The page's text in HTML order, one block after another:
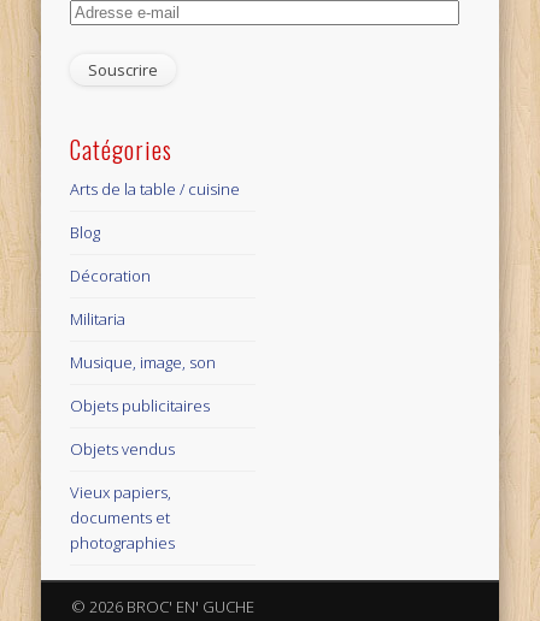
Adresse
mail
Catégories
Arts de la table / cuisine
Blog
Décoration
Militaria
Musique, image, son
Objets publicitaires
Objets vendus
Vieux papiers,
documents et
photographies
© 2026 BROC' EN' GUCHE